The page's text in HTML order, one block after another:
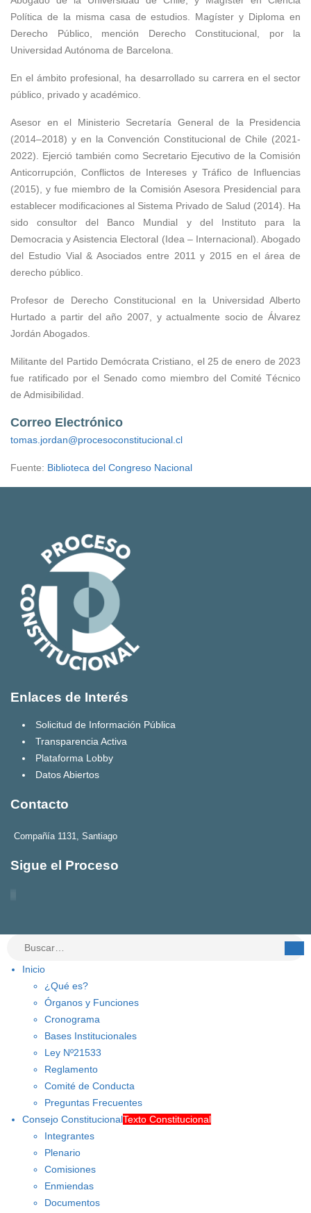
Política de la misma casa de estudios. Magíster y Diploma en
Derecho Público, mención Derecho Constitucional, por la
Universidad Autónoma de Barcelona.
En el ámbito profesional, ha desarrollado su carrera en el sector
público, privado y académico.
Asesor en el Ministerio Secretaría General de la Presidencia
(2014–2018) y en la Convención Constitucional de Chile (2021-
2022). Ejerció también como Secretario Ejecutivo de la Comisión
Anticorrupción, Conflictos de Intereses y Tráfico de Influencias
(2015), y fue miembro de la Comisión Asesora Presidencial para
establecer modificaciones al Sistema Privado de Salud (2014). Ha
sido consultor del Banco Mundial y del Instituto para la
Democracia y Asistencia Electoral (Idea – Internacional). Abogado
del Estudio Vial & Asociados entre 2011 y 2015 en el área de
derecho público.
Profesor de Derecho Constitucional en la Universidad Alberto
Hurtado a partir del año 2007, y actualmente socio de Álvarez
Jordán Abogados.
Militante del Partido Demócrata Cristiano, el 25 de enero de 2023
fue ratificado por el Senado como miembro del Comité Técnico
de Admisibilidad.
Correo Electrónico
tomas.jordan@procesoconstitucional.cl
Fuente: Biblioteca del Congreso Nacional
Enlaces de Interés
Solicitud de Información Pública
Transparencia Activa
Plataforma Lobby
Datos Abiertos
Contacto
Compañía 1131, Santiago
Sigue el Proceso
Inicio
¿Qué es?
Órganos y Funciones
Cronograma
Bases Institucionales
Ley Nº21533
Reglamento
Comité de Conducta
Preguntas Frecuentes
Consejo ConstitucionalTexto Constitucional
Integrantes
Plenario
Comisiones
Enmiendas
Documentos